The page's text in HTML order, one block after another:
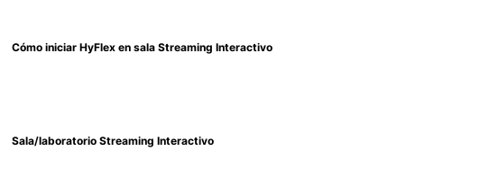
Cómo iniciar HyFlex en sala Streaming Interactivo
Sala/laboratorio Streaming Interactivo